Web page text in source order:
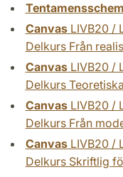
CanvasLIVB20 /
Delkurs Från
CanvasLIVB20 /
Delkurs
CanvasLIVB20 /
Delkurs Från
CanvasLIVB20 /
Delkurs Skriftlig